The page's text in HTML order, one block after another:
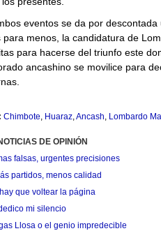
eventos se da por
para menos, la candidatura de
para hacerse del triunfo este
ancashino se movilice para
Chimbote, Huaraz,Ancash, Lombardo
DE OPINIÓN
falsas, urgentes precisiones
partidos, menos calidad
que voltear la página
mi silencio
Llosa o el genio impredecible